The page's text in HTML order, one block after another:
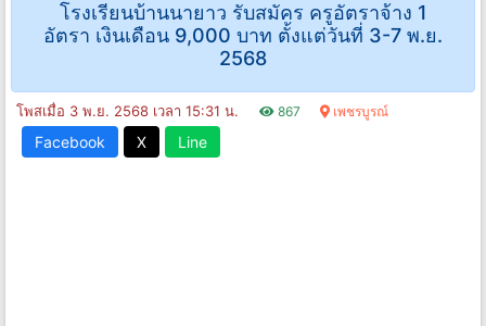
โรงเรียนบ้านนายาว รับสมัคร ครูอัตราจ้าง 1
อัตรา เงินเดือน 9,000 บาท ตั้งแต่วันที่ 3-7 พ.ย.
2568
โพสเมื่อ 3 พ.ย. 2568 เวลา 15:31 น. 867 เพชรบูรณ์
Facebook X Line